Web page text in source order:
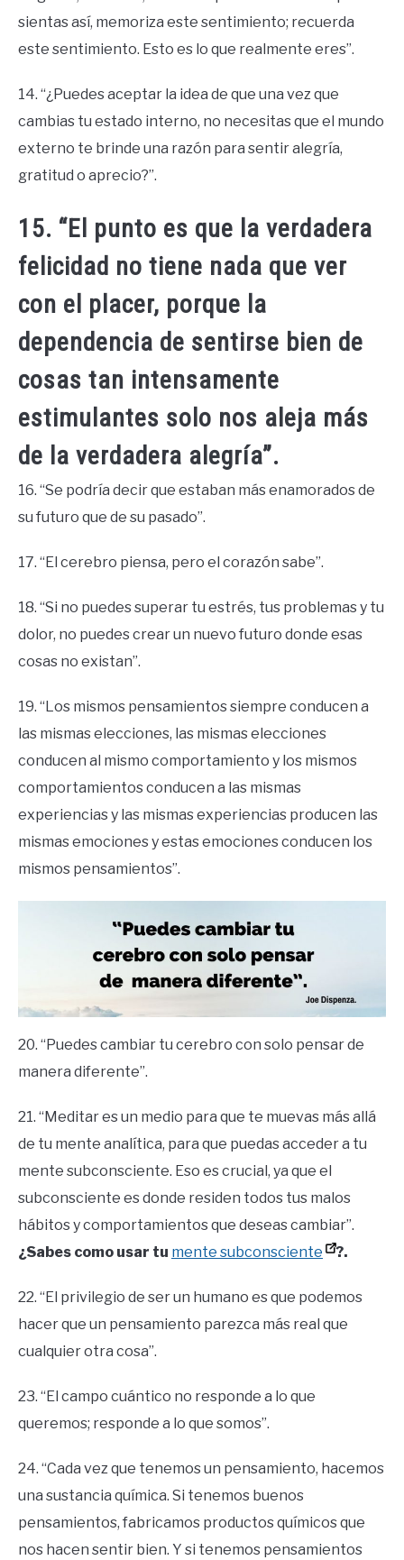
sientas así, memoriza este sentimiento; recuerda
este sentimiento. Esto es lo que realmente eres”.
14. “¿Puedes aceptar la idea de que una vez que
cambias tu estado interno, no necesitas que el mundo
externo te brinde una razón para sentir alegría,
gratitud o aprecio?”.
15. “El punto es que la verdadera
felicidad no tiene nada que ver
con el placer, porque la
dependencia de sentirse bien de
cosas tan intensamente
estimulantes solo nos aleja más
de la verdadera alegría”.
16. “Se podría decir que estaban más enamorados de
su futuro que de su pasado”.
17. “El cerebro piensa, pero el corazón sabe”.
18. “Si no puedes superar tu estrés, tus problemas y tu
dolor, no puedes crear un nuevo futuro donde esas
cosas no existan”.
19. “Los mismos pensamientos siempre conducen a
las mismas elecciones, las mismas elecciones
conducen al mismo comportamiento y los mismos
comportamientos conducen a las mismas
experiencias y las mismas experiencias producen las
mismas emociones y estas emociones conducen los
mismos pensamientos”.
20. “Puedes cambiar tu cerebro con solo pensar de
manera diferente”.
21. “Meditar es un medio para que te muevas más allá
de tu mente analítica, para que puedas acceder a tu
mente subconsciente. Eso es crucial, ya que el
subconsciente es donde residen todos tus malos
hábitos y comportamientos que deseas cambiar”.
¿Sabes como usar tu mente subconsciente ?.
22. “El privilegio de ser un humano es que podemos
hacer que un pensamiento parezca más real que
cualquier otra cosa”.
23. “El campo cuántico no responde a lo que
queremos; responde a lo que somos”.
24. “Cada vez que tenemos un pensamiento, hacemos
una sustancia química. Si tenemos buenos
pensamientos, fabricamos productos químicos que
nos hacen sentir bien. Y si tenemos pensamientos